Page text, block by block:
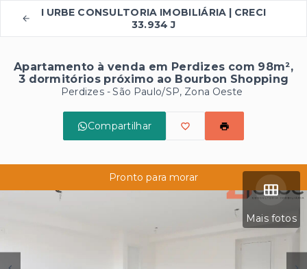
I URBE CONSULTORIA IMOBILIÁRIA | CRECI
33.934 J
Apartamento à venda em Perdizes com 98m²,
3 dormitórios próximo ao Bourbon Shopping
Perdizes - São Paulo/SP, Zona Oeste
Compartilhar
Mais fotos
Pronto para morar